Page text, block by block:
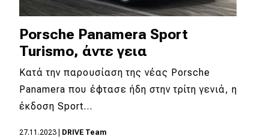
Porsche Panamera Sport
Turismo, άντε γεια
Κατά την παρουσίαση της νέας Porsche
Panamera που έφτασε ήδη στην τρίτη γενιά, η
έκδοση Sport…
27.11.2023 DRIVE Team